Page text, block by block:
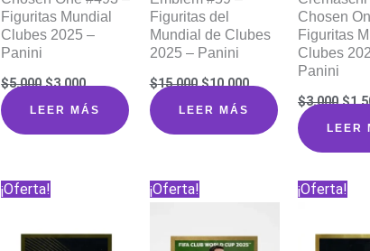
Figuritas Mundial
Clubes 2025 –
Panini
$5.000 El
original
$3.000El
precio
actual
LEER MÁS
Figuritas del
Mundial de Clubes
2025 – Panini
$15.000 El
original
$10.000El
precio
actual
$10.000.
LEER MÁS
Chosen
Figuritas
Clubes
Panini
$3.000 El
$
LEER
¡Oferta! ¡Oferta! ¡Oferta!